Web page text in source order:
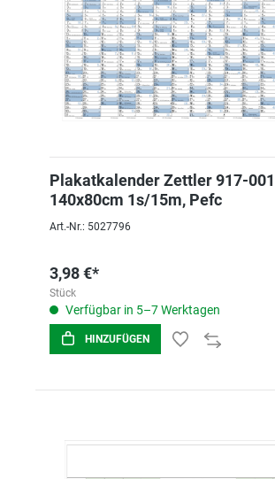
Plakatkalender Zettler 917-
140x80cm 1s/15m, Pefc
Art.-Nr.: 5027796
3,98 €*
Stück
Verfügbar in 5–7 Werktagen
HINZUFÜGEN